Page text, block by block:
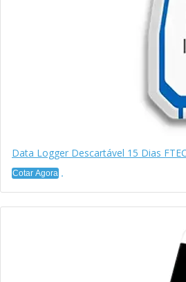
Data Logger Descartável 15 Dias
Cotar Agora